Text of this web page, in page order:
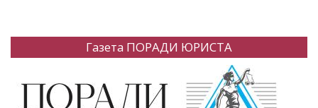
Газета ПОРАДИ ЮРИСТА